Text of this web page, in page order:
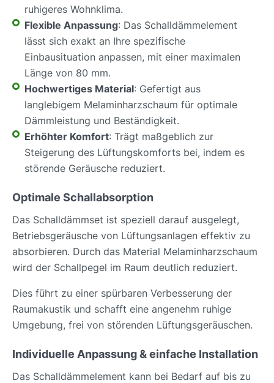
ruhigeres Wohnklima.
Flexible Anpassung: Das Schalldämmelement
lässt sich exakt an Ihre spezifische
Einbausituation anpassen, mit einer maximalen
Länge von 80 mm.
Hochwertiges Material: Gefertigt aus
langlebigem Melaminharzschaum für optimale
Dämmleistung und Beständigkeit.
Erhöhter Komfort: Trägt maßgeblich zur
Steigerung des Lüftungskomforts bei, indem es
störende Geräusche reduziert.
Optimale Schallabsorption
Das Schalldämmset ist speziell darauf ausgelegt,
Betriebsgeräusche von Lüftungsanlagen effektiv zu
absorbieren. Durch das Material Melaminharzschaum
wird der Schallpegel im Raum deutlich reduziert.
Dies führt zu einer spürbaren Verbesserung der
Raumakustik und schafft eine angenehm ruhige
Umgebung, frei von störenden Lüftungsgeräuschen.
Individuelle Anpassung & einfache Installation
Das Schalldämmelement kann bei Bedarf auf bis zu